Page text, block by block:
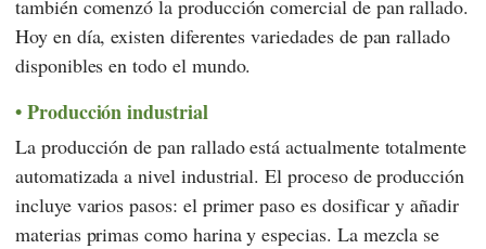
también comenzó la producción comercial de pan rallado.
Hoy en día, existen diferentes variedades de pan rallado
disponibles en todo el mundo.
Producción industrial
La producción de pan rallado está actualmente totalmente
automatizada a nivel industrial. El proceso de producción
incluye varios pasos: el primer paso es dosificar y añadir
materias primas como harina y especias. La mezcla se